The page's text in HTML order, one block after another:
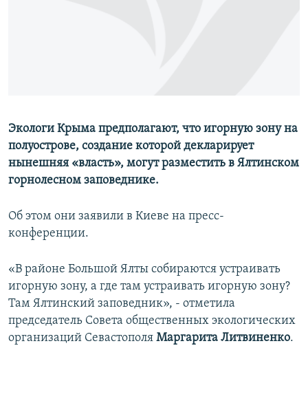
Экологи Крыма предполагают, что игорную зону на
полуострове, создание которой декларирует
нынешняя «власть», могут разместить в Ялтинском
горнолесном заповеднике.
Об этом они заявили в Киеве на пресс-
конференции.
«В районе Большой Ялты собираются устраивать
игорную зону, а где там устраивать игорную зону?
Там Ялтинский заповедник», - отметила
председатель Совета общественных экологических
организаций Севастополя Маргарита Литвиненко.